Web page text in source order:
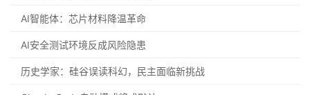
AI智能体：芯片材料降温革命
AI安全测试环境反成风险隐患
历史学家：硅谷误读科幻，民主面临新挑战